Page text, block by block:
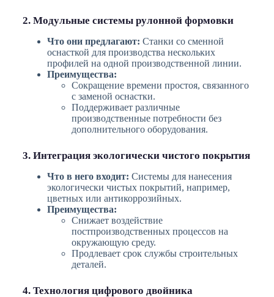
2. Модульные системы рулонной формовки
Что они предлагают: Станки со сменной
оснасткой для производства нескольких
профилей на одной производственной линии.
Преимущества:
Сокращение времени простоя, связанного
с заменой оснастки.
Поддерживает различные
производственные потребности без
дополнительного оборудования.
3. Интеграция экологически чистого покрытия
Что в него входит: Системы для нанесения
экологически чистых покрытий, например,
цветных или антикоррозийных.
Преимущества:
Снижает воздействие
постпроизводственных процессов на
окружающую среду.
Продлевает срок службы строительных
деталей.
4. Технология цифрового двойника